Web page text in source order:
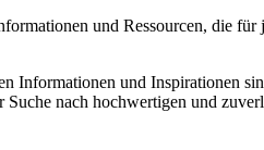
und Ressourcen, die
Informationen und Inspirationen
nach hochwertigen und